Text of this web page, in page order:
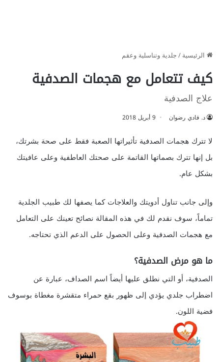
الرئيسية/جلدية وتناسلية وعقم
كيف تتعامل مع هجمات الصدفية
علاج الصدفية
د. فادي رضوان 9 أبريل 2018
لا تترك هجمات الصدفية تأثيراتها الصعبة فقط على صحة بشرتك،
بل إنها تترك بصماتها القاتمة على صحتك العاطفية وعلى عافيتك
بشكل عام.
وإلى جانب تناول أدويتك والعلاجات كما يصفها لك طبيب الجلدية
تماماً، سوف نقدم لك في هذه المقالة نصائح تعينك على التعامل
مع هجمات الصدفية وعلى الحصول على الدعم الذي تحتاجه.
ما هو مرض الصدفية؟
الصدفية، أو التي نطلق عليها أيضاً اسم الصداف، عبارة عن
اضطراب جلدي يؤدي إلى ظهور بقع حمراء متقشرة مغطاة بوسوف
فضية اللون.